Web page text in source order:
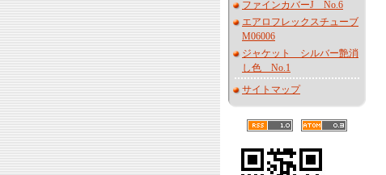
ファインカバーJ No.6
エアロフレックスチューブ
M06006
ジャケット シルバー艶消
し色 No.1
サイトマップ